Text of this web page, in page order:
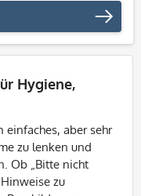
Hygiene,
aber sehr
zu lenken und
Ob „Bitte nicht
zu